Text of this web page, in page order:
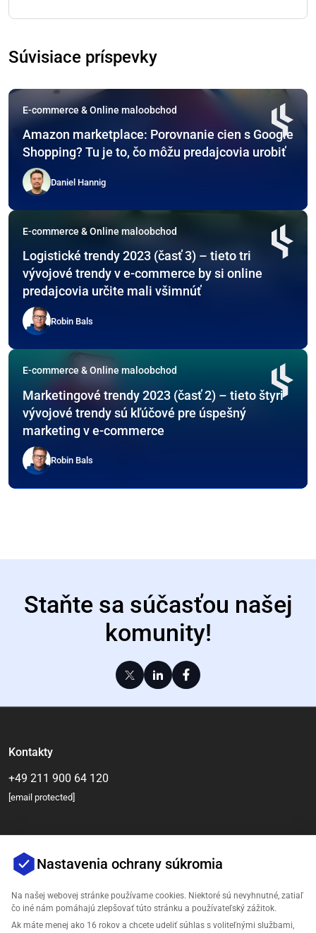
Súvisiace príspevky
E-commerce & Online maloobchod
Amazon marketplace: Porovnanie cien s Google
Shopping? Tu je to, čo môžu predajcovia urobiť
Daniel Hannig
E-commerce & Online maloobchod
Logistické trendy 2023 (časť 3) – tieto tri
vývojové trendy v e-commerce by si online
predajcovia určite mali všimnúť
Robin Bals
E-commerce & Online maloobchod
Marketingové trendy 2023 (časť 2) – tieto štyri
vývojové trendy sú kľúčové pre úspešný
marketing v e-commerce
Robin Bals
Staňte sa súčasťou našej
komunity!
Kontakty
+49 211 900 64 120
[email protected]
Nastavenia ochrany súkromia
Na našej webovej stránke používame cookies. Niektoré sú nevyhnutné, zatiaľ
čo iné nám pomáhajú zlepšovať túto stránku a používateľský zážitok.
Ak máte menej ako 16 rokov a chcete udeliť súhlas s voliteľnými službami,